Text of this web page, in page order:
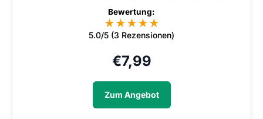
Bewertung:
★★★★★
5.0/5 (3 Rezensionen)
€7,99
Zum Angebot